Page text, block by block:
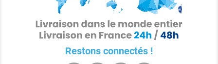
Restons connectés !